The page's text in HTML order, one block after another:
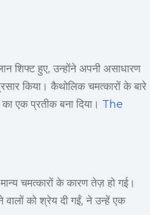
शिफ्ट हुए, उन्होंने अपनी असाधारण
किया। कैथोलिक चमत्कारों के बारे
एक प्रतीक बना दिया। The
चमत्कारों के कारण तेज़ हो गई।
वालों को श्रेय दी गईं, ने उन्हें एक